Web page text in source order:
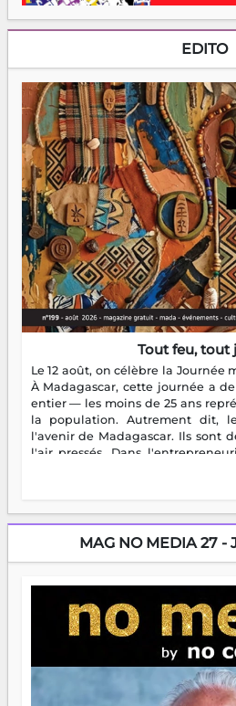
EDITO
Tout feu, tout
Le 12 août, on célèbre la Journée
À Madagascar, cette journée a
entier — les moins de 25 ans
la population. Autrement dit,
l'avenir de Madagascar. Ils sont
l'air pressés. Dans
plus nombreux à se lancer, à
sans filet, souvent sans aide,
dorment vraiment la nuit. En
encore meilleures. Aina
Prix RFI Instrumental Afrique.
jeunes qui tiennent la torche.
s'arrêter là, applaudir et rentrer
serait passer à côté d'une chose
brûle fort — et parfois, ça brûle
direction peut éclairer autant
là que les aînés entrent en
gouvernail, mais pour montrer où
ont la force, les vieux ont
MAG NO MEDIA 27 -